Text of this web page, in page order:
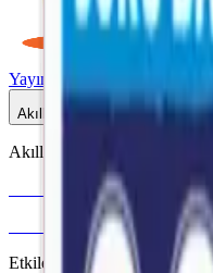
Yayınlar
Akıllı Tahta
Akıllı Tahta Uyumlu
Fenomen Okul
More & More
Etkileşimli içerik · Video